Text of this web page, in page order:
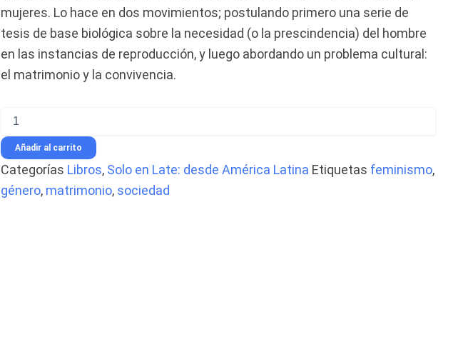
mujeres. Lo hace en dos movimientos; postulando primero una serie de
tesis de base biológica sobre la necesidad (o la prescindencia) del hombre
en las instancias de reproducción, y luego abordando un problema cultural:
el matrimonio y la convivencia.
nido
infernal
-
Müller,
Mónica
–
Añadir al carrito
Categorías Libros, Solo en Late: desde América Latina Etiquetas feminismo,
género, matrimonio, sociedad